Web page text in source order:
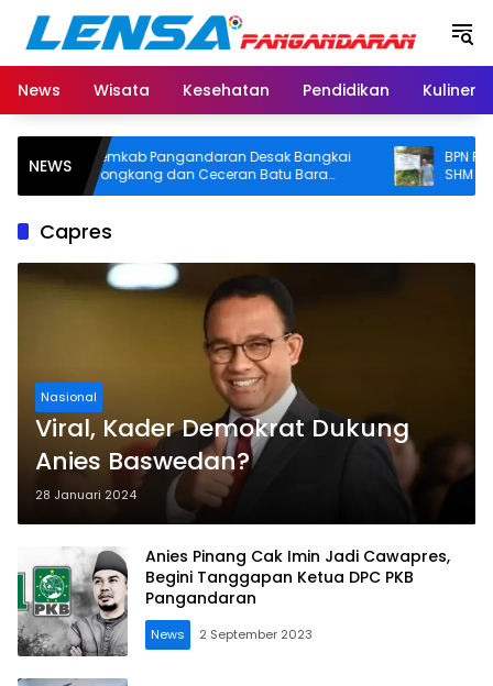
Langsung
konten
News
Wisata Kesehatan Pendidikan Kuliner
NEWSPemkab Pangandaran Desak Bangkai
Tongkang dan Ceceran Batu Bara
Segera Diangkat, Soroti Buruknya
BPN
SHM di
Usut Asal-
Capres
Nasional
Viral, Kader Demokrat Dukung
Anies Baswedan?
28 Januari 2024
Anies Pinang Cak Imin Jadi Cawapres,
Begini Tanggapan Ketua DPC PKB
Pangandaran
News 2 September 2023